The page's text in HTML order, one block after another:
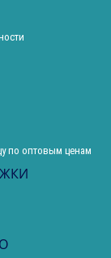
по оптовым ценам